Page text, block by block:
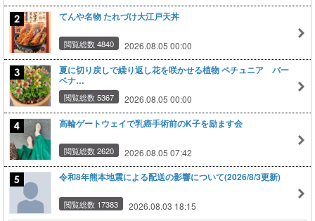
てんや名物 たれづけ大江戸天丼
閲覧総数 4840 2026.08.05 00:00
夏に切り戻しで繰り返し花を咲かせる植物 ペチュニア バー
ベナ…
閲覧総数 5367 2026.08.05 00:00
高輪ゲートウェイで乳癌手術前のK子を励ます会
閲覧総数 2620 2026.08.05 07:42
令和8年熊本地震による配送の影響について(2026/8/3更新)
閲覧総数 17383 2026.08.03 18:15